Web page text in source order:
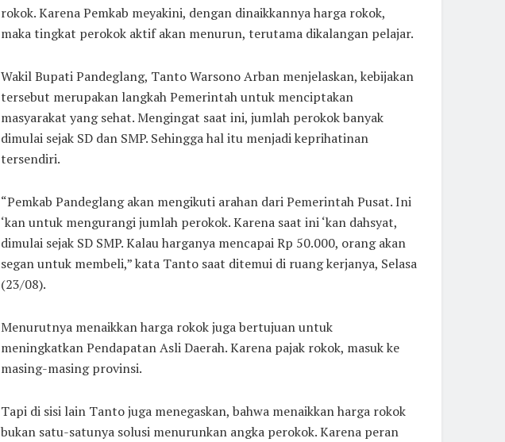
rokok. Karena Pemkab meyakini, dengan dinaikkannya harga rokok,
maka tingkat perokok aktif akan menurun, terutama dikalangan pelajar.
Wakil Bupati Pandeglang, Tanto Warsono Arban menjelaskan, kebijakan
tersebut merupakan langkah Pemerintah untuk menciptakan
masyarakat yang sehat. Mengingat saat ini, jumlah perokok banyak
dimulai sejak SD dan SMP. Sehingga hal itu menjadi keprihatinan
tersendiri.
“Pemkab Pandeglang akan mengikuti arahan dari Pemerintah Pusat. Ini
‘kan untuk mengurangi jumlah perokok. Karena saat ini ‘kan dahsyat,
dimulai sejak SD SMP. Kalau harganya mencapai Rp 50.000, orang akan
segan untuk membeli,” kata Tanto saat ditemui di ruang kerjanya, Selasa
(23/08).
Menurutnya menaikkan harga rokok juga bertujuan untuk
meningkatkan Pendapatan Asli Daerah. Karena pajak rokok, masuk ke
masing-masing provinsi.
Tapi di sisi lain Tanto juga menegaskan, bahwa menaikkan harga rokok
bukan satu-satunya solusi menurunkan angka perokok. Karena peran